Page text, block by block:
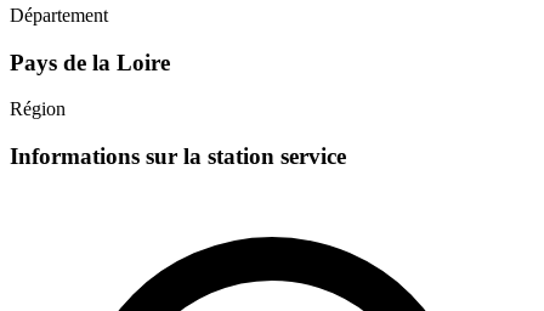
Département
Pays de la Loire
Région
Informations sur la station service